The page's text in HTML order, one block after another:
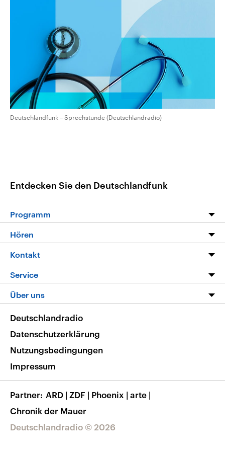
Diese wird wie die
Libanon vom Iran
Sendungen Programm Podcasts
Audio-Archiv
Deutschlandfunk – Sprechstunde (Deutschlandradio)
Entdecken Sie den Deutschlandfunk
Programm
Programm
Die Nachrichten
Nachrichtenleicht
Neue Beiträge auf dlf.de
Hören
Livestream
Podcasts
Deutschlandfunk App
Nachrichten App
Frequenzen
Kontakt
Hörerservice
Service
FAQ
Veranstaltungen
Musikliste
RSS
Über uns
Barrierefreiheit
Deutschlandradio © 2026
Deutschlandradio
Datenschutzerklärung
Nutzungsbedingungen
Impressum
Partner ARD | ZDF | Phoenix | arte |
Chronik der Mauer